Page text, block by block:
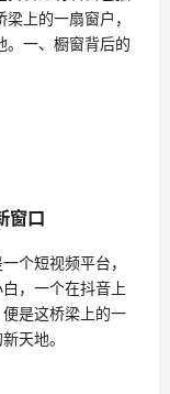
上的一扇窗户，
。一、橱窗背后的
窗口
个短视频平台，
，一个在抖音上
是这桥梁上的一
天地。